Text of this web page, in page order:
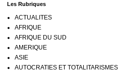
Les Rubriques
ACTUALITES
AFRIQUE
AFRIQUE DU SUD
AMERIQUE
ASIE
AUTOCRATIES ET TOTALITARISMES